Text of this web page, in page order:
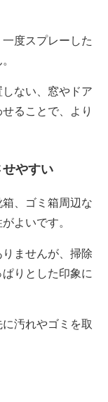
度スプレーした
ない、窓やドア
ることで、より
やすい
、ゴミ箱周辺な
よいです。
ませんが、掃除
りとした印象に
汚れやゴミを取